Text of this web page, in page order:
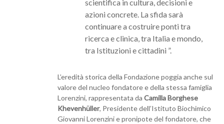
scientifica in cultura, decisioni e
azioni concrete. La sfida sarà
continuare a costruire ponti tra
ricerca e clinica, tra Italia e mondo,
tra Istituzioni e cittadini ”.
L’eredità storica della Fondazione poggia anche sul
valore del nucleo fondatore e della stessa famiglia
Lorenzini, rappresentata da Camilla Borghese
Khevenhüller, Presidente dell’Istituto Biochimico
Giovanni Lorenzini e pronipote del fondatore, che